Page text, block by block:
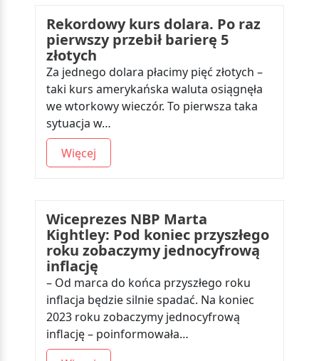
Rekordowy kurs dolara. Po raz
pierwszy przebił barierę 5
złotych
Za jednego dolara płacimy pięć złotych –
taki kurs amerykańska waluta osiągnęła
we wtorkowy wieczór. To pierwsza taka
sytuacja w…
Więcej
Wiceprezes NBP Marta
Kightley: Pod koniec przyszłego
roku zobaczymy jednocyfrową
inflację
– Od marca do końca przyszłego roku
inflacja będzie silnie spadać. Na koniec
2023 roku zobaczymy jednocyfrową
inflację – poinformowała…